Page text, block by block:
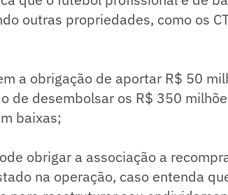
outras propriedades, como os
a obrigação de aportar R$ 50
de desembolsar os R$ 350
baixas;
obrigar a associação a
na operação, caso entenda